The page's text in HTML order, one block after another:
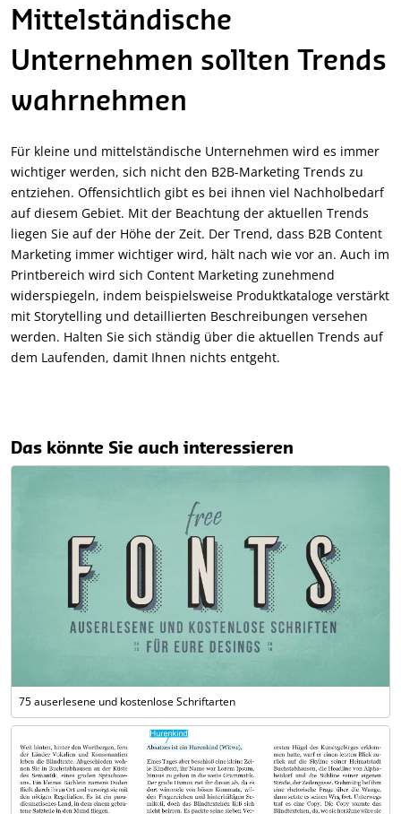
Mittelständische
Unternehmen sollten Trends
wahrnehmen
Für kleine und mittelständische Unternehmen wird es immer
wichtiger werden, sich nicht den B2B-Marketing Trends zu
entziehen. Offensichtlich gibt es bei ihnen viel Nachholbedarf
auf diesem Gebiet. Mit der Beachtung der aktuellen Trends
liegen Sie auf der Höhe der Zeit. Der Trend, dass B2B Content
Marketing immer wichtiger wird, hält nach wie vor an. Auch im
Printbereich wird sich Content Marketing zunehmend
widerspiegeln, indem beispielsweise Produktkataloge verstärkt
mit Storytelling und detaillierten Beschreibungen versehen
werden. Halten Sie sich ständig über die aktuellen Trends auf
dem Laufenden, damit Ihnen nichts entgeht.
Das könnte Sie auch interessieren
75 auserlesene und kostenlose Schriftarten